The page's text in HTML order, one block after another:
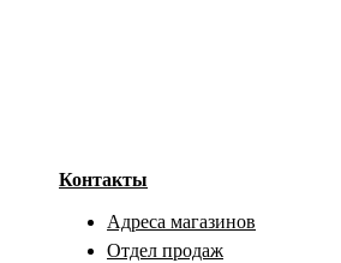
Контакты
Адреса магазинов
Отдел продаж